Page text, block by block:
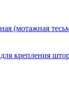
(мотажная
крепления